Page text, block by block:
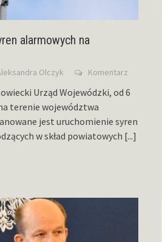
alarmowych na
Olczyk Komentarz
Urząd Wojewódzki, od 6
terenie województwa
jest uruchomienie syren
w skład powiatowych [...]